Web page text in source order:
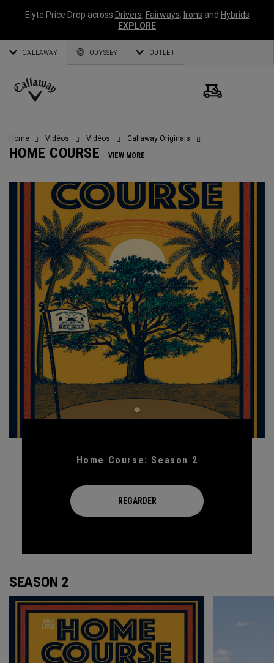
Elyte Price Drop across Drivers, Fairways, Irons and Hybrids
EXPLORE
CALLAWAY ODYSSEY OUTLET
Callaway
Home Vidéos Vidéos Callaway Originals
HOME COURSE VIEW MORE
Home Course: Season 2
REGARDER
SEASON 2